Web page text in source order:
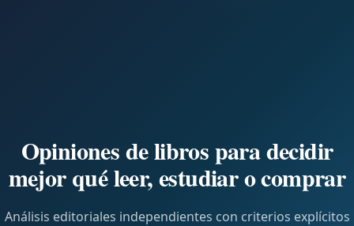
Opiniones de libros para decidir
mejor qué leer, estudiar o comprar
Análisis editoriales independientes con criterios explícitos